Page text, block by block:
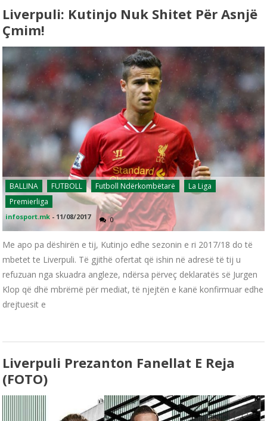
Liverpuli: Kutinjo Nuk Shitet Për Asnjë
Çmim!
BALLINA FUTBOLL Futboll Ndërkombëtarë
La Liga
Premierliga
infosport.mk - 11/08/2017 0
Me apo pa dëshirën e tij, Kutinjo edhe sezonin e ri 2017/18 do të
mbetet te Liverpuli. Të gjithë ofertat që ishin në adresë të tij u
refuzuan nga skuadra angleze, ndërsa përveç deklaratës së Jurgen
Klop që dhë mbrëmë për mediat, të njejtën e kanë konfirmuar edhe
drejtuesit e
Liverpuli Prezanton Fanellat E Reja
(FOTO)